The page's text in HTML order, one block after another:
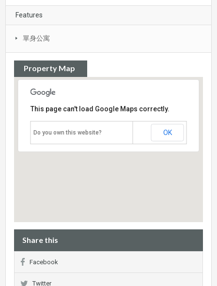
Features
單身公寓
Property Map
This page can't load Google Maps correctly.
Do you own this website? OK
Share this
Facebook
Twitter